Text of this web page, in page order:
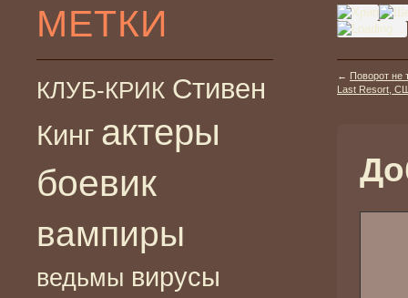
МЕТКИ
КЛУБ-КРИК Стивен
Кинг актеры
боевик
вампиры
ведьмы вирусы
← Поворот не
Last Resort,